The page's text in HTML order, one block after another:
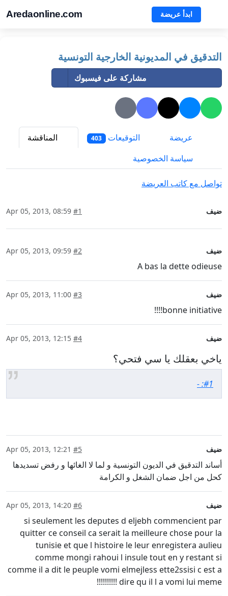
Aredaonline.com ابدأ عريضة
التدقيق في المديونية الخارجية التونسية
مشاركة على فيسبوك
عريضة التوقيعات 403
المناقشة
سياسة الخصوصية
تواصل مع كاتب العريضة
ضيف #1
ضيف #2
A bas la dette odieuse
ضيف #3
bonne initiative!!!!
ضيف #4
ياخي بعقلك يا سي فتحي؟
#1: -
ضيف #5
أساند التدقيق في الديون التونسية و لما لا الغائها و رفض تسديدها
كحل من اجل ضمان الشغل و الكرامة
ضيف #6
si seulement les deputes d eljebh commencient par
quitter ce conseil ca serait la meilleure chose pour la
tunisie et que l histoire le leur enregistera aulieu
comme mongi rahoui l insule tout en y restant si
comme il a dit le peuple vomi elmejless ette2ssisi c est a
dire qu il l a vomi lui meme !!!!!!!!!!